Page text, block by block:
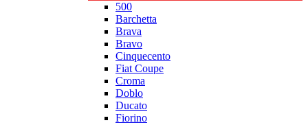
500
Barchetta
Brava
Bravo
Cinquecento
Fiat Coupe
Croma
Doblo
Ducato
Fiorino